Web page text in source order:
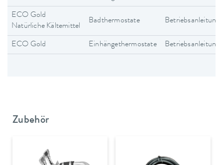
ECO Gold
Natürliche Kältemittel
Badthermostate Betriebsanleitung
ECO Gold Einhängethermostate Betriebsanleitung
Zubehör